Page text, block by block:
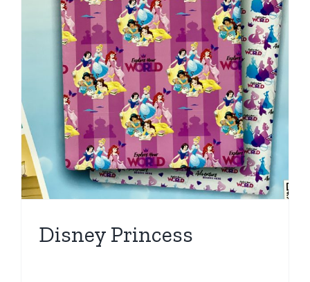
Disney Princess